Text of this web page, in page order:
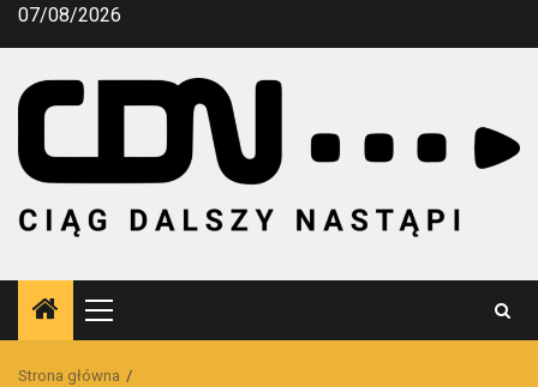
Przejdź
07/08/2026
Menu
główne
Strona główna